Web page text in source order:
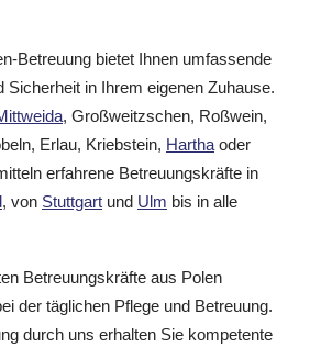
Betreuung bietet Ihnen umfassende
Sicherheit in Ihrem eigenen Zuhause.
, Großweitzschen, Roßwein,
Erlau, Kriebstein, Hartha oder
erfahrene Betreuungskräfte in
, von Stuttgart und Ulm bis in alle
Betreuungskräfte aus Polen
der täglichen Pflege und Betreuung.
durch uns erhalten Sie kompetente